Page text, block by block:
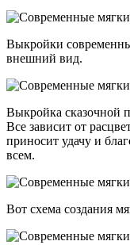
Выкройки
внешний вид.
Выкройка сказочной
Все зависит от
приносит удачу и
всем.
Вот схема создания